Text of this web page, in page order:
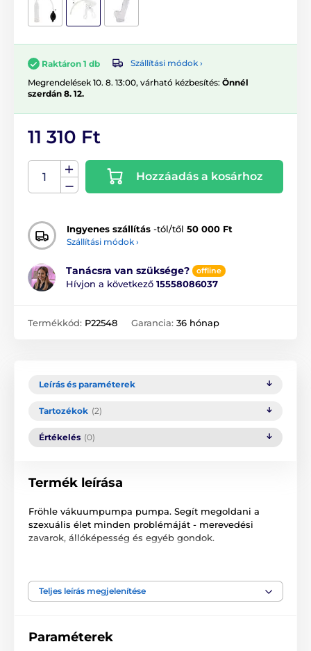
Raktáron 1 db
Szállítási módok ›
Megrendelések 10. 8. 13:00, várható kézbesítés: Önnél
szerdán 8. 12.
11 310 Ft
Hozzáadás a kosárhoz
Ingyenes szállítás -tól/től 50 000 Ft
Szállítási módok ›
Tanácsra van szüksége? offline
Hívjon a következő 15558086037
Termékkód: P22548 Garancia: 36 hónap
Leírás és paraméterek
Tartozékok (2)
Értékelés (0)
Termék leírása
Fröhle vákuumpumpa pumpa. Segít megoldani a
szexuális élet minden problémáját - merevedési
zavarok, állóképesség és egyéb gondok.
A termék a következő kategóriákba sorolt
Teljes leírás megjelenítése
Paraméterek